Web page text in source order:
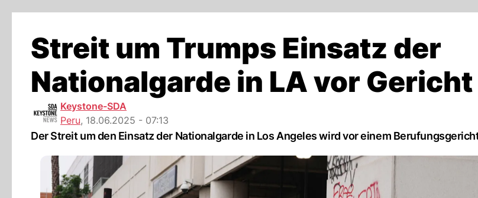
Streit um Trumps Einsatz der
Nationalgarde in LA vor Gericht
Keystone-SDA
Peru, 18.06.2025 - 07:13
Der Streit um den Einsatz der Nationalgarde in Los Angeles wird vor einem